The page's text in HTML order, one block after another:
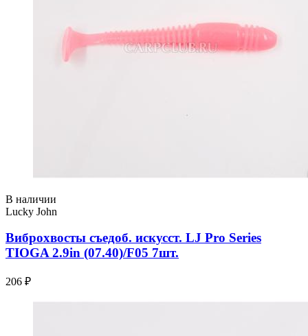
В наличии
Lucky John
Виброхвосты съедоб. искусст. LJ Pro Series
TIOGA 2.9in (07.40)/F05 7шт.
206 ₽